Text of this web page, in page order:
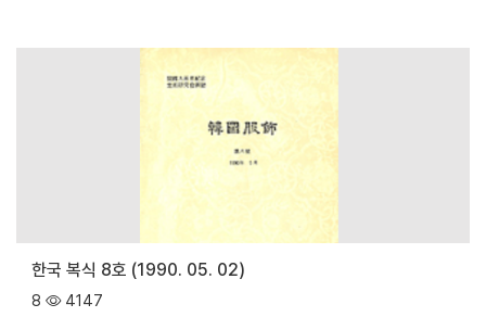
한국 복식 8호 (1990. 05. 02)
8 4147